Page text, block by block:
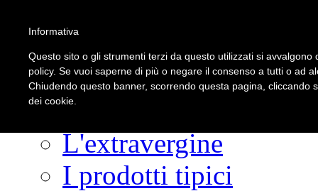
La Strada
Fascino Verde Agento
L'extravergine
I prodotti tipici
Informativa
Questo sito o gli strumenti terzi da questo utilizzati si
policy. Se vuoi saperne di più o negare il consenso a tutti o ad
Chiudendo questo banner, scorrendo questa pagina, cliccando
dei cookie.